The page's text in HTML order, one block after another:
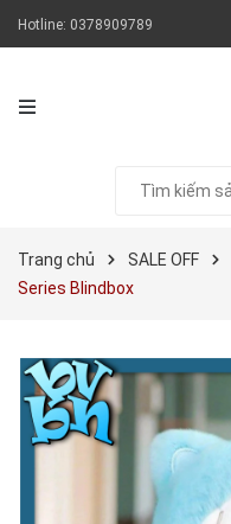
Hotline: 0378909789
Trang chủ SALE OFF
Series Blindbox